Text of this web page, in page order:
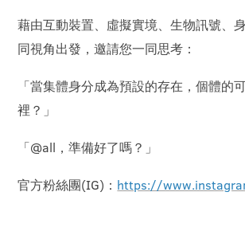
藉由互動裝置、虛擬實境、生物訊號、
同視角出發，邀請您一同思考：
「當集體身分成為預設的存在，個體的
裡？」
「@all，準備好了嗎？」
官方粉絲團(IG)： https://